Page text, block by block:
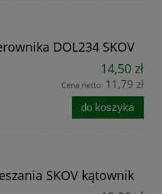
DOL234 SKOV
14,50 zł
Cena netto: 11,79 zł
do koszyka
SKOV kątownik